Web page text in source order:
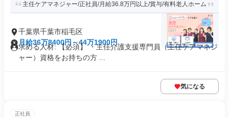
主任ケアマネジャー/正社員/月給36.8万円以上/賞与/有料老人ホーム
千葉県千葉市稲毛区
月給36万8400円～44万1900円
求める人材: 【必須】 ・主任介護支援専門員（主任ケアマネジ
ャー）資格をお持ちの方 ...
気になる
正社員